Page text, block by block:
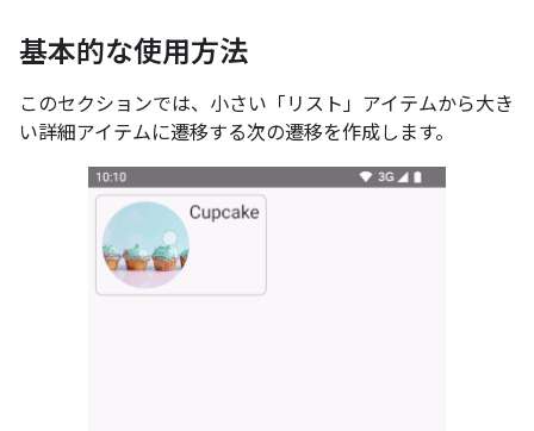
基本的な使用方法
このセクションでは、小さい「リスト」アイテムから大き
い詳細アイテムに遷移する次の遷移を作成します。